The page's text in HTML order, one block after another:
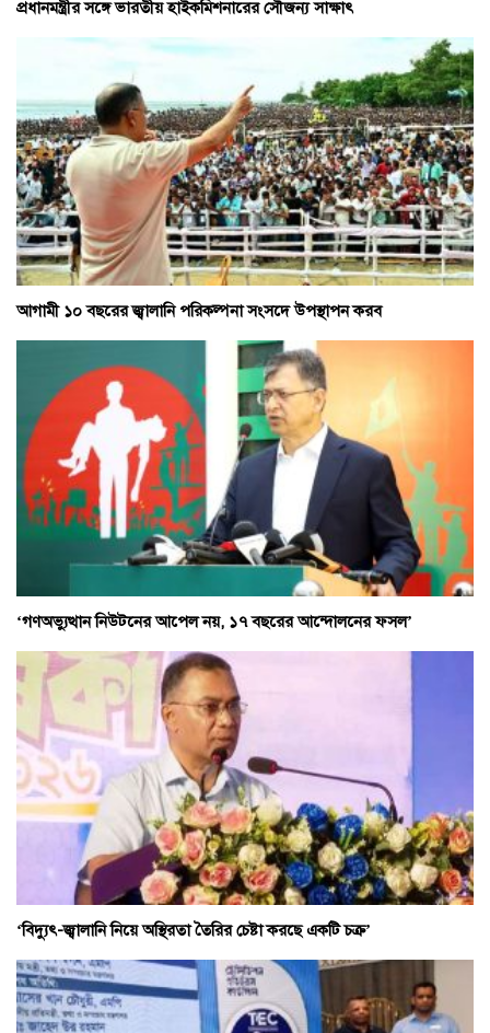
প্রধানমন্ত্রীর সঙ্গে ভারতীয় হাইকমিশনারের সৌজন্য সাক্ষাৎ
আগামী ১০ বছরের জ্বালানি পরিকল্পনা সংসদে উপস্থাপন করব
‘গণঅভ্যুত্থান নিউটনের আপেল নয়, ১৭ বছরের আন্দোলনের ফসল’
‘বিদ্যুৎ-জ্বালানি নিয়ে অস্থিরতা তৈরির চেষ্টা করছে একটি চক্র’